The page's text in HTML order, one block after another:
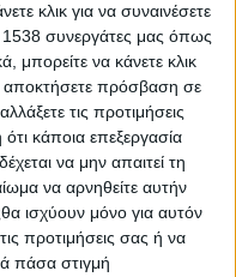
κλικ για να συναινέσετε
1538 συνεργάτες μας όπως
μπορείτε να κάνετε κλικ
αποκτήσετε πρόσβαση σε
τις προτιμήσεις
κάποια επεξεργασία
να μην απαιτεί τη
να αρνηθείτε αυτήν
ισχύουν μόνο για αυτόν
προτιμήσεις σας ή να
πάσα στιγμή
εισπράξουν
χιλιάδες
στις
ποσών του
τα
επιστροφών